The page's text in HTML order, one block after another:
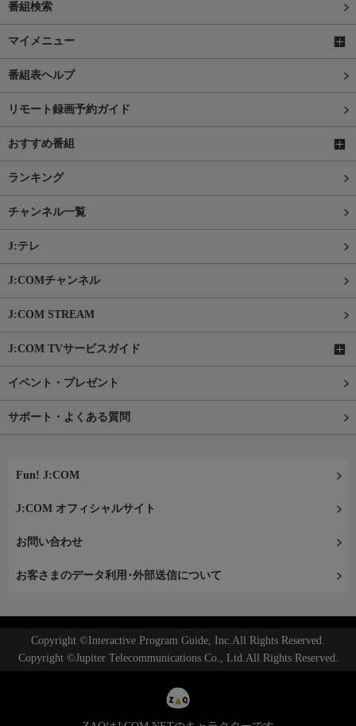
番組検索
マイメニュー
番組表ヘルプ
リモート録画予約ガイド
おすすめ番組
ランキング
チャンネル一覧
J:テレ
J:COMチャンネル
J:COM STREAM
J:COM TVサービスガイド
イベント・プレゼント
サポート・よくある質問
Fun! J:COM
J:COM オフィシャルサイト
お問い合わせ
お客さまのデータ利用･外部送信について
Copyright ©Interactive Program Guide, Inc.All Rights Reserved.
Copyright ©Jupiter Telecommunications Co., Ltd.All Rights Reserved.